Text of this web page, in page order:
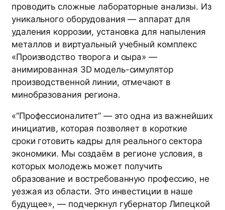
проводить сложные лабораторные анализы. Из
уникального оборудования — аппарат для
удаления коррозии, установка для напыления
металлов и виртуальный учебный комплекс
«Производство творога и сыра» —
анимированная 3D модель-симулятор
производственной линии, отмечают в
минобразования региона.
«“Профессионалитет” — это одна из важнейших
инициатив, которая позволяет в короткие
сроки готовить кадры для реального сектора
экономики. Мы создаём в регионе условия, в
которых молодежь может получить
образование и востребованную профессию, не
уезжая из области. Это инвестиции в наше
будущее», — подчеркнул губернатор Липецкой